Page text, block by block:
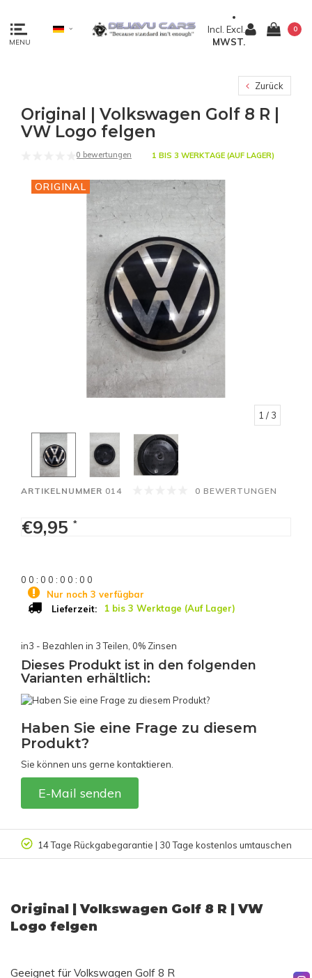
MENU
Incl. Excl.
MWST.
0
Zurück
Original | Volkswagen Golf 8 R |
VW Logo felgen
0 bewertungen 1 BIS 3 WERKTAGE (AUF LAGER)
ORIGINAL
1 / 3
ARTIKELNUMMER 014 0 BEWERTUNGEN
€9,95 *
0 0 : 0 0 : 0 0 : 0 0
Nur noch 3 verfügbar
Lieferzeit:
1 bis 3 Werktage (Auf Lager)
in3 - Bezahlen in 3 Teilen, 0% Zinsen
Dieses Produkt ist in den folgenden
Varianten erhältlich:
Haben Sie eine Frage zu diesem
Produkt?
Sie können uns gerne kontaktieren.
E-Mail senden
14 Tage Rückgabegarantie | 30 Tage kostenlos umtauschen
Original | Volkswagen Golf 8 R | VW
Logo felgen
Geeignet für Volkswagen Golf 8 R